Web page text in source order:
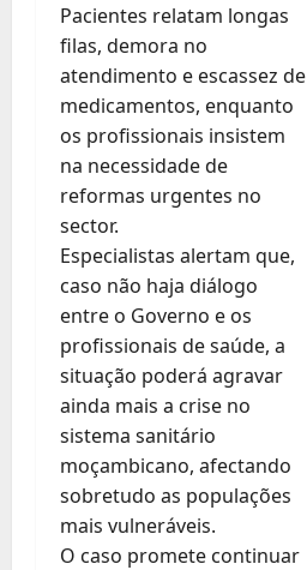
Pacientes relatam longas
filas, demora no
atendimento e escassez de
medicamentos, enquanto
os profissionais insistem
na necessidade de
reformas urgentes no
sector.
Especialistas alertam que,
caso não haja diálogo
entre o Governo e os
profissionais de saúde, a
situação poderá agravar
ainda mais a crise no
sistema sanitário
moçambicano, afectando
sobretudo as populações
mais vulneráveis.
O caso promete continuar